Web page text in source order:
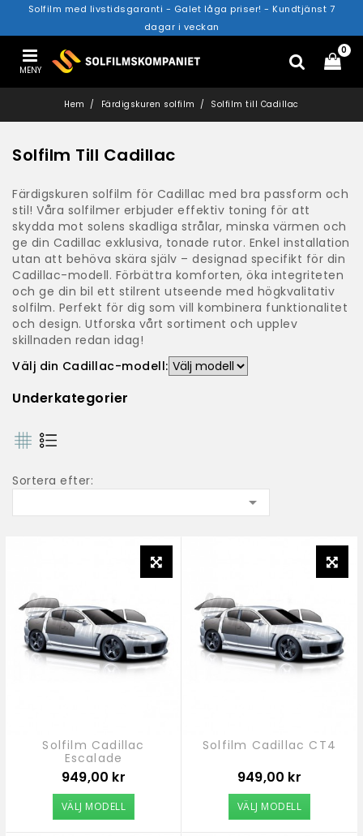
Solfilm med livstidsgaranti - Galet låga priser! - Kundtjänst 7
dagar i veckan
MENY
0
Hem Färdigskuren solfilm Solfilm till Cadillac
Solfilm Till Cadillac
Färdigskuren solfilm för Cadillac med bra passform och
stil! Våra solfilmer erbjuder effektiv toning för att
skydda mot solens skadliga strålar, minska värmen och
ge din Cadillac exklusiva, tonade rutor. Enkel installation
utan att behöva skära själv – designad specifikt för din
Cadillac-modell. Förbättra komforten, öka integriteten
och ge din bil ett stilrent utseende med högkvalitativ
solfilm. Perfekt för dig som vill kombinera funktionalitet
och design. Utforska vårt sortiment och upplev
skillnaden redan idag!
Välj din Cadillac-modell:
Underkategorier
Sortera efter:

Solfilm Cadillac
Escalade
Pris
949,00 kr
VÄLJ MODELL
Solfilm Cadillac CT4
Pris
949,00 kr
VÄLJ MODELL